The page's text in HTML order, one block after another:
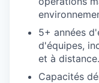
5+ années
d'équipes,
et à distance.
Capacités